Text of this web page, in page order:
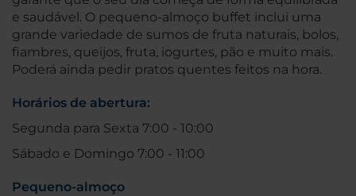
e saudável. O pequeno-almoço buffet inclui uma
grande variedade de sumos de fruta naturais, bolos,
fiambres, queijos, fruta, iogurtes, pão e muito mais.
Poderá ainda pedir pratos quentes feitos na hora.
Horários de abertura:
Segunda para Sexta 7:00 - 10:00
Sábado e Domingo 7:00 - 11:00
Pequeno-almoço